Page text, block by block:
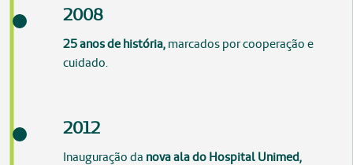
2008
25 anos de história, marcados por cooperação e
cuidado.
2012
Inauguração da nova ala do Hospital Unimed,